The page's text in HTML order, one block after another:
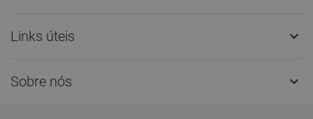
Links úteis 
Sobre nós 